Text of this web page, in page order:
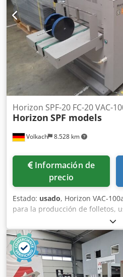
Volkach 8.528 km
Horizon SPF-20 FC-20 VAC-
Horizon SPF models
Información de
precio
Estado: usado, Horizon VAC-
para la producción de folletos,
producción de folletos Horizon
para la producción profesional
alimentación, el grapado, el
un proceso eficiente. Ofrece
versatilidad de aplicaciones y
para una producción eficiente